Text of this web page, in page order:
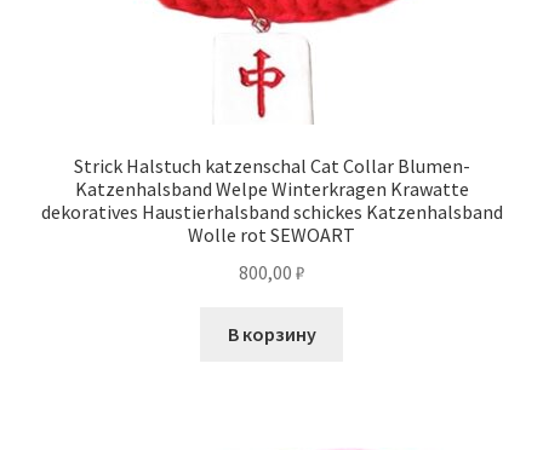
Strick Halstuch katzenschal Cat Collar Blumen-
Katzenhalsband Welpe Winterkragen Krawatte
dekoratives Haustierhalsband schickes Katzenhalsband
Wolle rot SEWOART
800,00 ₽
В корзину